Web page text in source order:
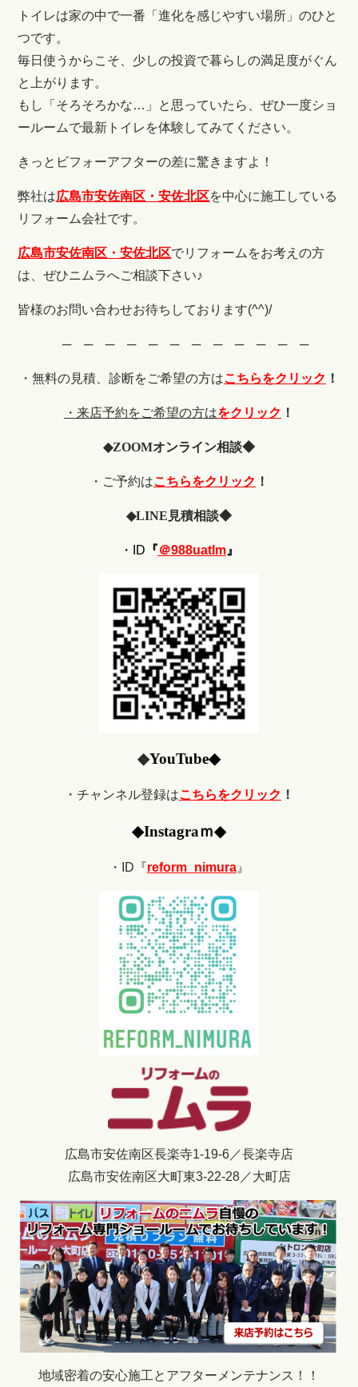
トイレは家の中で一番「進化を感じやすい場所」のひと
つです。
毎日使うからこそ、少しの投資で暮らしの満足度がぐん
と上がります。
もし「そろそろかな…」と思っていたら、ぜひ一度ショ
ールームで最新トイレを体験してみてください。
きっとビフォーアフターの差に驚きますよ！
弊社は広島市安佐南区・安佐北区を中心に施工している
リフォーム会社です。
広島市安佐南区・安佐北区でリフォームをお考えの方
は、ぜひニムラへご相談下さい♪
皆様のお問い合わせお待ちしております(^^)/
─ ─ ─ ─ ─ ─ ─ ─ ─ ─ ─ ─
・無料の見積、診断をご希望の方はこちらをクリック ！
・来店予約をご希望の方はをクリック ！
◆ZOOMオンライン相談◆
・ご予約はこちらをクリック ！
◆LINE 見積相談◆
・ID 『＠988uatlm』
◆YouTube◆
・チャンネル登録はこちらをクリック ！
◆Instagraｍ◆
・ID『reform_nimura 』
広島市安佐南区長楽寺1-19-6／長楽寺店
広島市安佐南区大町東3-22-28／大町店
地域密着の安心施工とアフターメンテナンス！！